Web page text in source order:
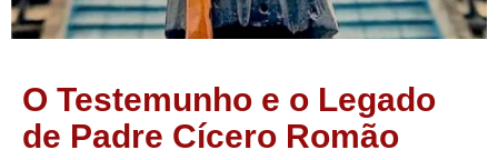
O Testemunho e o Legado
de Padre Cícero Romão